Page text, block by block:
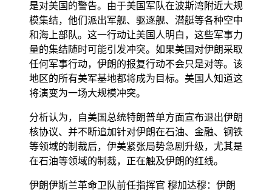
是对美国的警告。由于美国军队在波斯湾附近大规
模集结，他们派出军舰、驱逐舰、潜艇等各种空中
和海上部队。这一行动让美国人明白，这些军事力
量的集结随时可能引发冲突。如果美国对伊朗采取
任何军事行动，伊朗的报复行动不会只是对等。该
地区的所有美军基地都将成为目标。美国人知道这
将演变为一场大规模冲突。
分析认为，自美国总统特朗普单方面宣布退出伊朗
核协议、并不断追加针对伊朗在石油、金融、钢铁
等领域的制裁后，伊美紧张局势急剧升级，尤其是
在石油等领域的制裁，正在触及伊朗的红线。
伊朗伊斯兰革命卫队前任指挥官 穆加达穆：伊朗